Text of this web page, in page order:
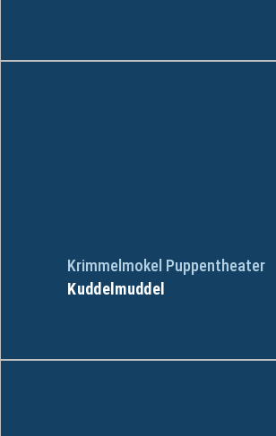
Krimmelmokel Puppentheater
Kuddelmuddel